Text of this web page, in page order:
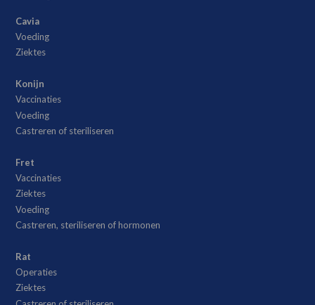
Cavia
Voeding
Ziektes
Konijn
Vaccinaties
Voeding
Castreren of steriliseren
Fret
Vaccinaties
Ziektes
Voeding
Castreren, steriliseren of hormonen
Rat
Operaties
Ziektes